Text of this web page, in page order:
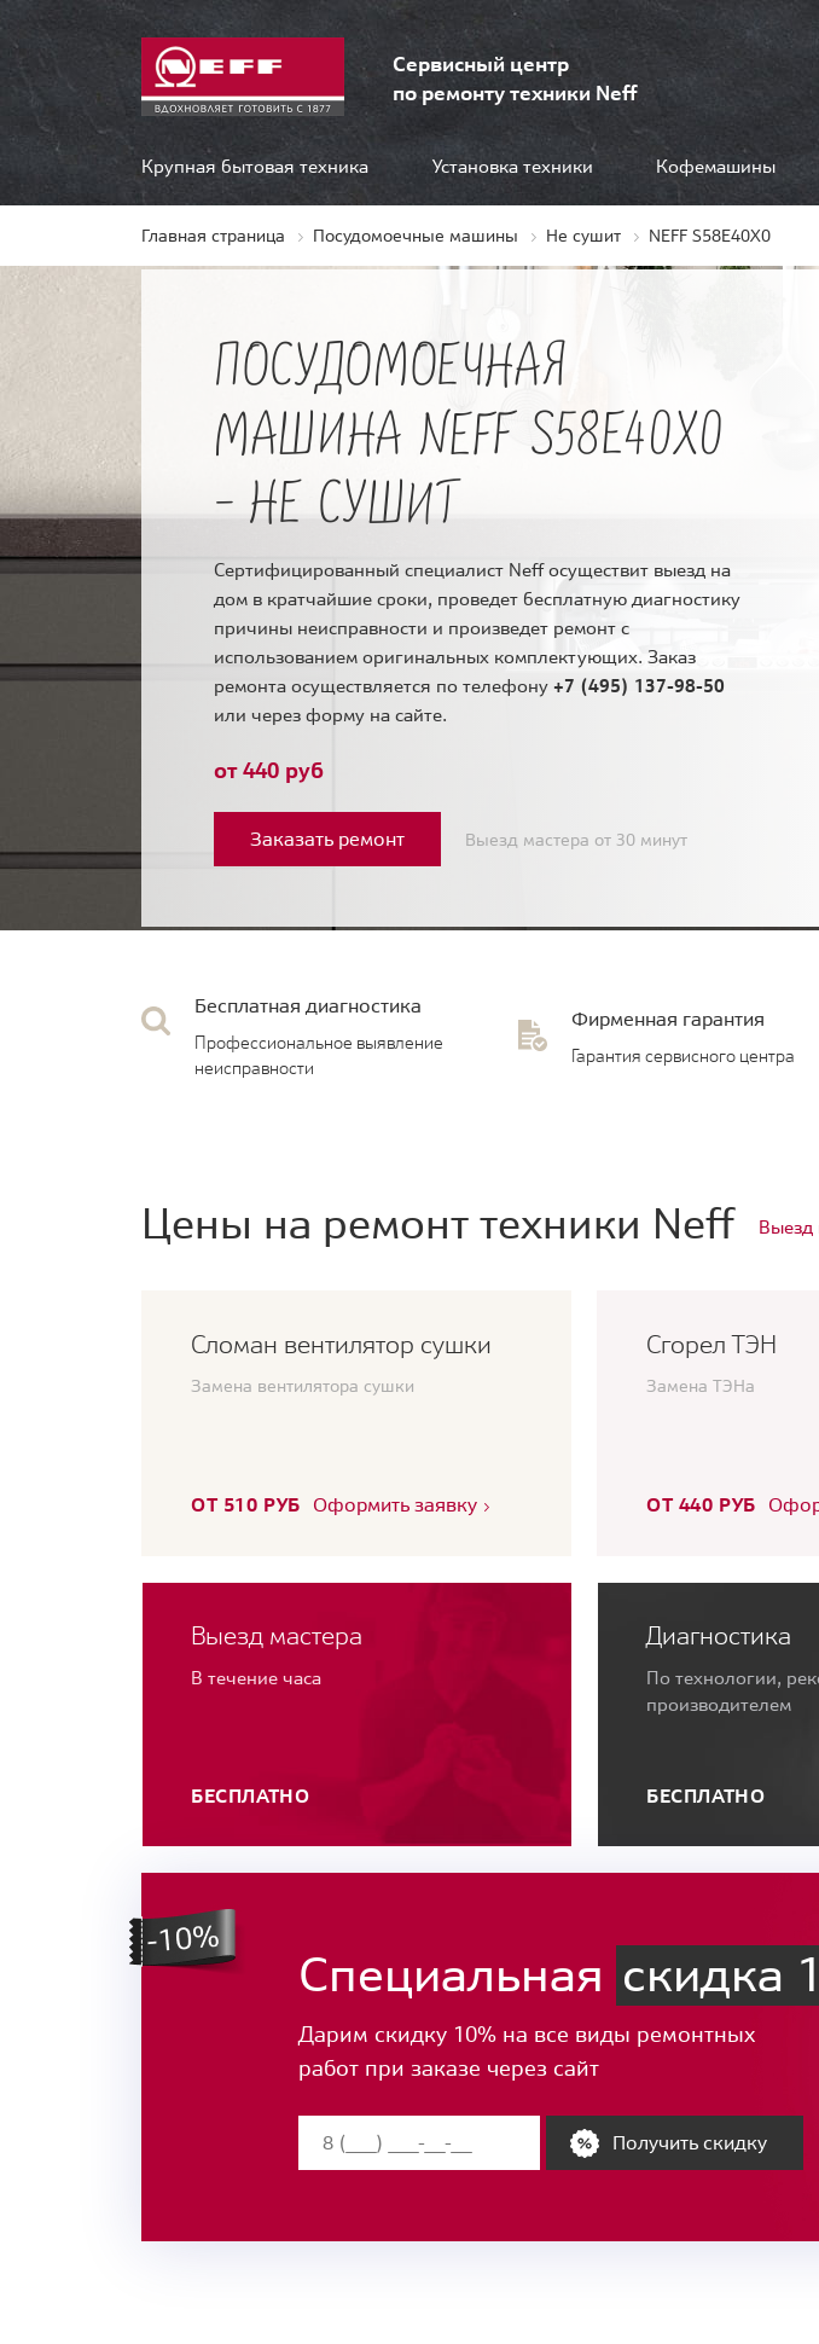
Сервисный центр
по ремонту техники Neff
Крупная бытовая техника Установка техники Кофемашины
Главная страница Посудомоечные машины Не сушит NEFF S58E40X0
ПОСУДОМОЕЧНАЯ
МАШИНА NEFF S58E40X0
- НЕ СУШИТ
Сертифицированный специалист Neff осуществит выезд на
дом в кратчайшие сроки, проведет бесплатную диагностику
причины неисправности и произведет ремонт с
использованием оригинальных комплектующих. Заказ
ремонта осуществляется по телефону +7 (495) 137-98-50
или через форму на сайте.
от 440 руб
Заказать ремонт Выезд мастера от 30 минут
Бесплатная диагностика
Профессиональное выявление
неисправности
Фирменная гарантия
Гарантия сервисного центра
Цены на ремонт техники Neff Выезд
Сломан вентилятор сушки
Замена вентилятора сушки
ОТ 510 РУБ Оформить заявку
Сгорел ТЭН
Замена ТЭНа
ОТ 440 РУБ
Выезд мастера
В течение часа
БЕСПЛАТНО
Диагностика
По технологии,
производителем
БЕСПЛАТНО
Специальная скидка
Дарим скидку 10% на все виды ремонтных
работ при заказе через сайт
Получить скидку